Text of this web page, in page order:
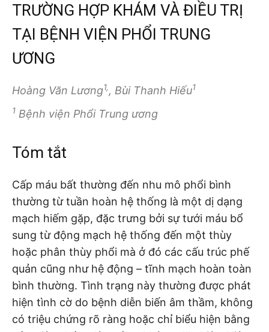
TRƯỜNG HỢP KHÁM VÀ ĐIỀU TRỊ
TẠI BỆNH VIỆN PHỔI TRUNG
ƯƠNG
Hoàng Văn Lương1,, Bùi Thanh Hiếu1
1 Bệnh viện Phổi Trung ương
Tóm tắt
Cấp máu bất thường đến nhu mô phổi bình
thường từ tuần hoàn hệ thống là một dị dạng
mạch hiếm gặp, đặc trưng bởi sự tưới máu bổ
sung từ động mạch hệ thống đến một thùy
hoặc phân thùy phổi mà ở đó các cấu trúc phế
quản cũng như hệ động – tĩnh mạch hoàn toàn
bình thường. Tình trạng này thường được phát
hiện tình cờ do bệnh diễn biến âm thầm, không
có triệu chứng rõ ràng hoặc chỉ biểu hiện bằng